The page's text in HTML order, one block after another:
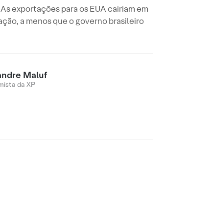
exportações para os EUA cairiam em
a menos que o governo brasileiro
Maluf
da XP